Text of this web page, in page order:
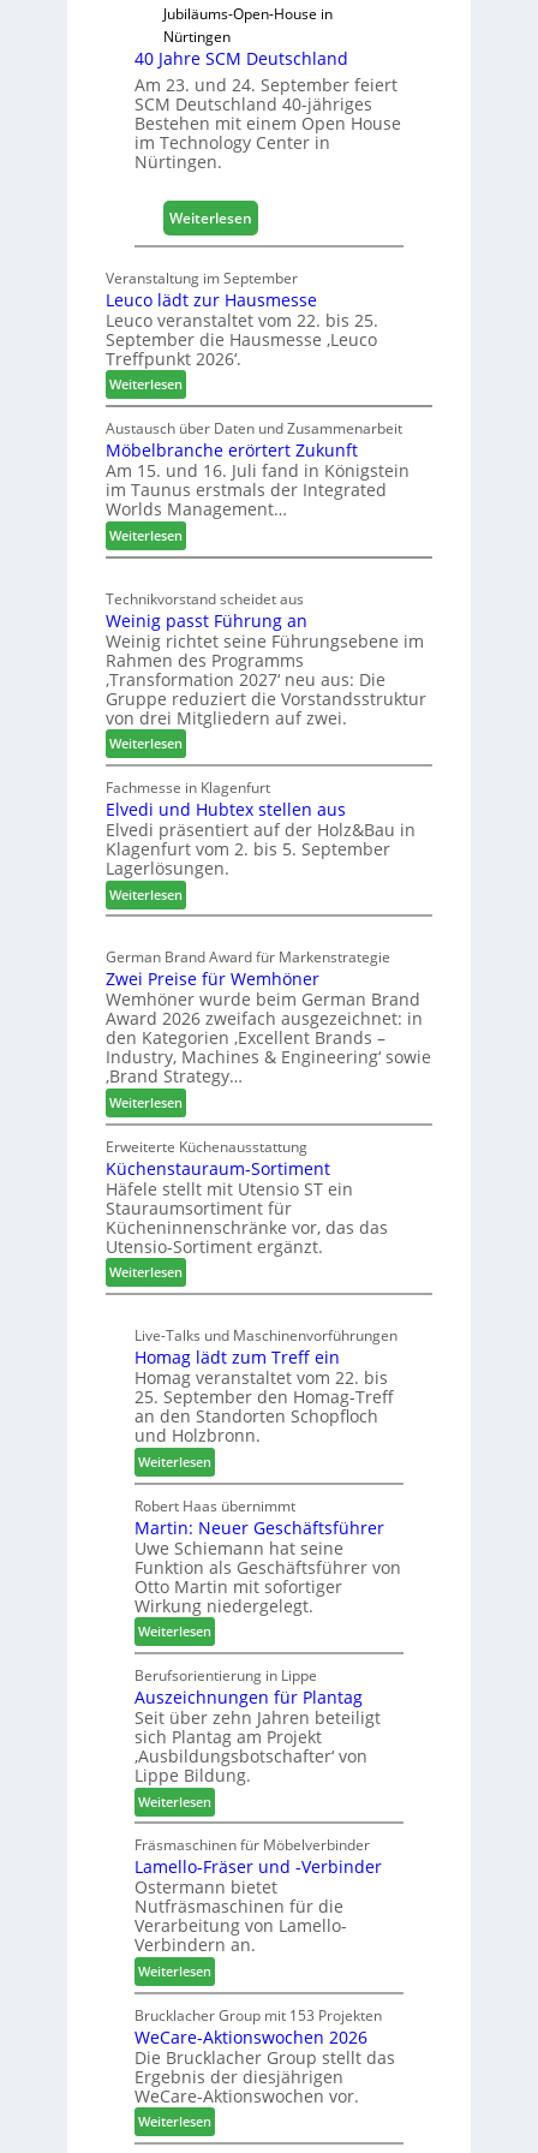
h
r
f
r
D
a
c
h
H
o
l
2
0
2
Jubiläums-Open-House in
Nürtingen
40 Jahre SCM Deutschland
Am 23. und 24. September feiert
SCM Deutschland 40-jähriges
Bestehen mit einem Open House
im Technology Center in
Nürtingen.
Weiterlesen:
4
J
a
h
C
M
D
e
u
s
h
l
a
n
d
Veranstaltung im September
Leuco lädt zur Hausmesse
Leuco veranstaltet vom 22. bis 25.
September die Hausmesse ‚Leuco
Treffpunkt 2026‘.
Weiterlesen:
L
e
u
c
o
l
ä
d
z
u
r
H
a
u
s
m
e
s
s
e
Austausch über Daten und Zusammenarbeit
Möbelbranche erörtert Zukunft
Am 15. und 16. Juli fand in Königstein
im Taunus erstmals der Integrated
Worlds Management…
Weiterlesen:
M
b
e
l
b
r
a
n
c
h
e
e
r
ö
r
t
t
Z
u
k
u
n
f
t
Technikvorstand scheidet aus
Weinig passt Führung an
Weinig richtet seine Führungsebene im
Rahmen des Programms
‚Transformation 2027‘ neu aus: Die
Gruppe reduziert die Vorstandsstruktur
von drei Mitgliedern auf zwei.
Weiterlesen:
W
e
i
n
i
g
p
a
s
t
F
ü
h
r
u
n
g
a
n
Fachmesse in Klagenfurt
Elvedi und Hubtex stellen aus
Elvedi präsentiert auf der Holz&Bau in
Klagenfurt vom 2. bis 5. September
Lagerlösungen.
Weiterlesen:
E
v
e
d
i
u
n
d
H
u
b
t
e
x
s
t
e
e
n
a
u
s
German Brand Award für Markenstrategie
Zwei Preise für Wemhöner
Wemhöner wurde beim German Brand
Award 2026 zweifach ausgezeichnet: in
den Kategorien ‚Excellent Brands –
Industry, Machines & Engineering‘ sowie
‚Brand Strategy…
Weiterlesen:
Z
w
e
i
P
r
e
i
s
f
ü
r
W
e
m
h
ö
n
e
r
Erweiterte Küchenausstattung
Küchenstauraum-Sortiment
Häfele stellt mit Utensio ST ein
Stauraumsortiment für
Kücheninnenschränke vor, das das
Utensio-Sortiment ergänzt.
Weiterlesen:
K
c
h
e
n
s
t
a
u
r
a
u
m
-
S
o
r
t
i
m
e
n
t
Live-Talks und Maschinenvorführungen
Homag lädt zum Treff ein
Homag veranstaltet vom 22. bis
25. September den Homag-Treff
an den Standorten Schopfloch
und Holzbronn.
Weiterlesen:
H
o
m
a
g
l
ä
d
t
z
u
m
T
r
e
f
f
e
i
n
Robert Haas übernimmt
Martin: Neuer Geschäftsführer
Uwe Schiemann hat seine
Funktion als Geschäftsführer von
Otto Martin mit sofortiger
Wirkung niedergelegt.
Weiterlesen:
M
a
r
t
i
n
:
N
e
u
e
r
G
e
s
c
h
ä
f
t
s
f
ü
h
Berufsorientierung in Lippe
Auszeichnungen für Plantag
Seit über zehn Jahren beteiligt
sich Plantag am Projekt
‚Ausbildungsbotschafter‘ von
Lippe Bildung.
Weiterlesen:
A
u
s
z
e
i
c
h
n
u
n
g
e
n
f
ü
Fräsmaschinen für Möbelverbinder
Lamello-Fräser und -Verbinder
Ostermann bietet
Nutfräsmaschinen für die
Verarbeitung von Lamello-
Verbindern an.
Weiterlesen:
L
a
m
e
l
l
o
-
Brucklacher Group mit 153 Projekten
WeCare-Aktionswochen 2026
Die Brucklacher Group stellt das
Ergebnis der diesjährigen
WeCare-Aktionswochen vor.
Weiterlesen:
W